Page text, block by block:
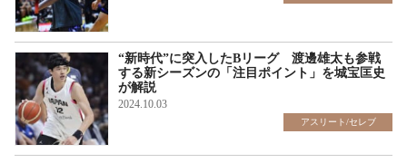
“新時代”に突入したBリーグ 渡邊雄太も参戦
する新シーズンの「注目ポイント」を城宝匡史
が解説
2024.10.03
アスリート/セレブ